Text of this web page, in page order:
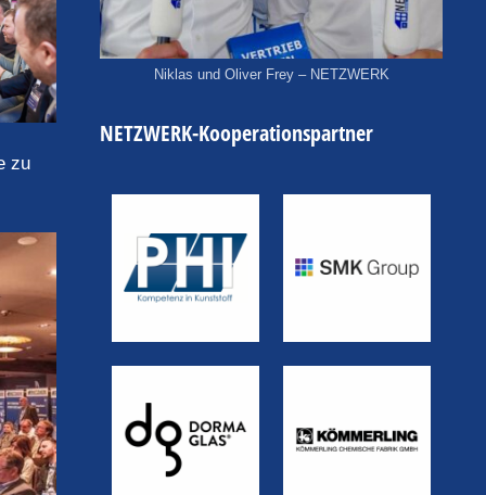
zu
Niklas und Oliver Frey – NETZWERK
NETZWERK-Kooperationspartner